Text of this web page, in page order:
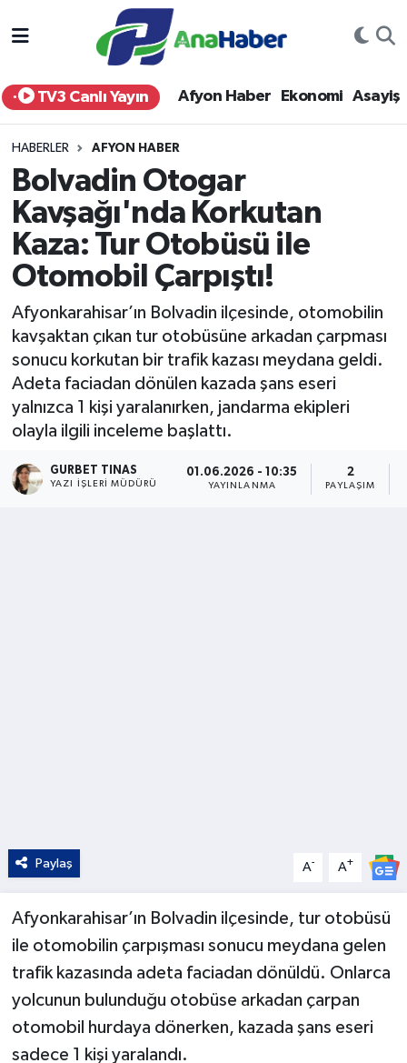
TV3 Canlı Yayın Afyon Haber Ekonomi Asayiş
HABERLER AFYON HABER
Bolvadin Otogar
Kavşağı'nda Korkutan
Kaza: Tur Otobüsü ile
Otomobil Çarpıştı!
Afyonkarahisar’ın Bolvadin ilçesinde, otomobilin
kavşaktan çıkan tur otobüsüne arkadan çarpması
sonucu korkutan bir trafik kazası meydana geldi.
Adeta faciadan dönülen kazada şans eseri
yalnızca 1 kişi yaralanırken, jandarma ekipleri
olayla ilgili inceleme başlattı.
GURBET TINAS
YAZI İŞLERI MÜDÜRÜ
01.06.2026 - 10:35
YAYINLANMA
2
PAYLAŞIM
Paylaş A- A+
Afyonkarahisar’ın Bolvadin ilçesinde, tur otobüsü
ile otomobilin çarpışması sonucu meydana gelen
trafik kazasında adeta faciadan dönüldü. Onlarca
yolcunun bulunduğu otobüse arkadan çarpan
otomobil hurdaya dönerken, kazada şans eseri
sadece 1 kişi yaralandı.
Yurt Haber
Afyon Haber
Siyaset
Spor
Sağlık
Teknoloji
Kültür - Sanat
Yaşam
Afyonkarahisar Nöbetçi Eczaneler
Afyonkarahisar Hava Durumu
Afyonkarahisar Trafik Yoğunluk Haritası
Süper Lig Puan Durumu ve Fikstür
Son Dakika Haberleri
Haber Arşivi